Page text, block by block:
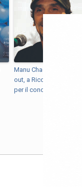
Manu Chao verso il sold
out, a Riccia tutto pronto
per il concert...